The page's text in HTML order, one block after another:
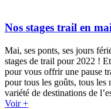
Nos stages trail en
Mai, ses ponts, ses jours
stages de trail pour 2022 !
pour vous offrir une pause
pour tous les goûts, tous
variété de destinations de
Voir +